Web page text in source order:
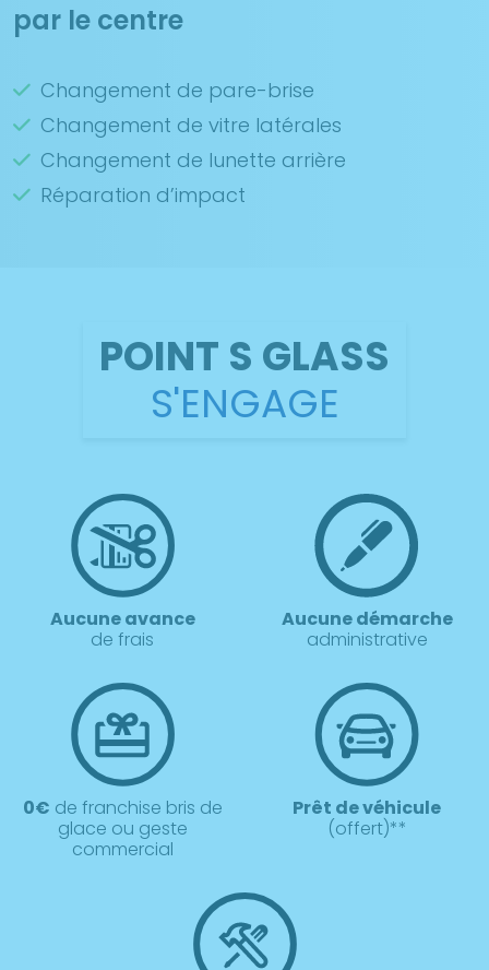
par le centre
Changement de pare-brise
Changement de vitre latérales
Changement de lunette arrière
Réparation d’impact
POINT S GLASS
S'ENGAGE
Aucune avance
de frais
Aucune démarche
administrative
0€ de franchise bris de
glace ou geste
commercial
Prêt de véhicule
(offert)**